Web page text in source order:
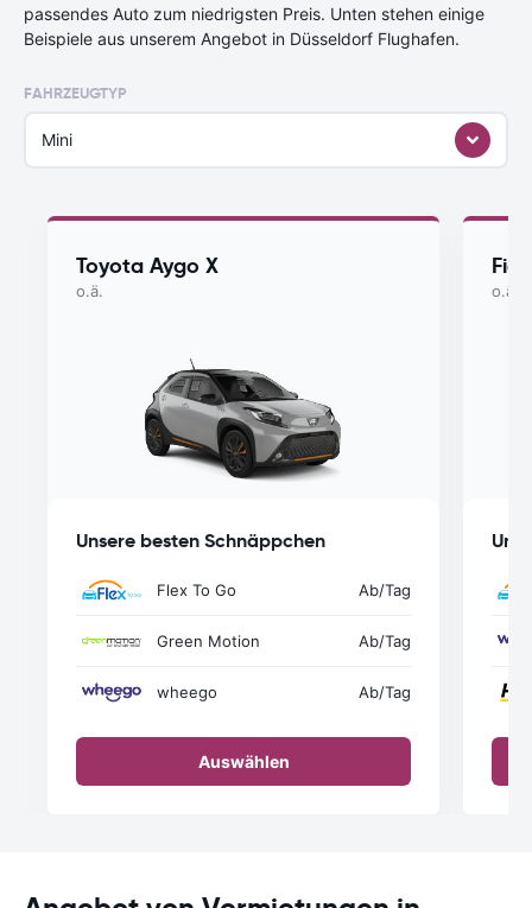
passendes Auto zum niedrigsten Preis. Unten stehen einige
Beispiele aus unserem Angebot in Düsseldorf Flughafen.
FAHRZEUGTYP
Mini
Toyota Aygo X
o.ä.
Unsere besten Schnäppchen
Flex To Go Ab/Tag
Green Motion Ab/Tag
wheego Ab/Tag
Auswählen
o.ä.